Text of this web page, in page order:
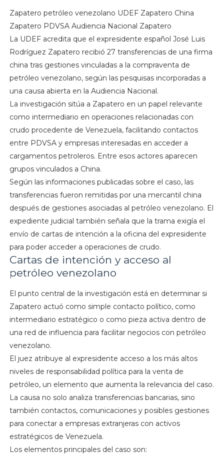
Zapatero petróleo venezolano UDEF Zapatero China
Zapatero PDVSA Audiencia Nacional Zapatero
La UDEF acredita que el expresidente español José Luis
Rodríguez Zapatero recibió 27 transferencias de una firma
china tras gestiones vinculadas a la compraventa de
petróleo venezolano, según las pesquisas incorporadas a
una causa abierta en la Audiencia Nacional.
La investigación sitúa a Zapatero en un papel relevante
como intermediario en operaciones relacionadas con
crudo procedente de Venezuela, facilitando contactos
entre PDVSA y empresas interesadas en acceder a
cargamentos petroleros. Entre esos actores aparecen
grupos vinculados a China.
Según las informaciones publicadas sobre el caso, las
transferencias fueron remitidas por una mercantil china
después de gestiones asociadas al petróleo venezolano. El
expediente judicial también señala que la trama exigía el
envío de cartas de intención a la oficina del expresidente
para poder acceder a operaciones de crudo.
Cartas de intención y acceso al
petróleo venezolano
El punto central de la investigación está en determinar si
Zapatero actuó como simple contacto político, como
intermediario estratégico o como pieza activa dentro de
una red de influencia para facilitar negocios con petróleo
venezolano.
El juez atribuye al expresidente acceso a los más altos
niveles de responsabilidad política para la venta de
petróleo, un elemento que aumenta la relevancia del caso.
La causa no solo analiza transferencias bancarias, sino
también contactos, comunicaciones y posibles gestiones
para conectar a empresas extranjeras con activos
estratégicos de Venezuela.
Los elementos principales del caso son: